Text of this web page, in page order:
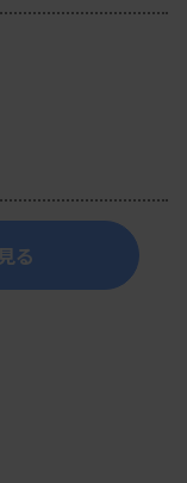
る